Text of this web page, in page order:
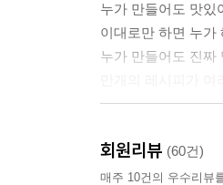
10위. 연근튀김
11위. 우엉조림
Index: 주재료별
이 책으로 여러분
늘 여러분과 음식
누가 만들어도 맛있
이대로만 하면 누가
누가 만들어도 진짜
초간단 반찬부터,
시간 없을 때, 기본
회원리뷰 (60건)
매주 10건의 우수리뷰